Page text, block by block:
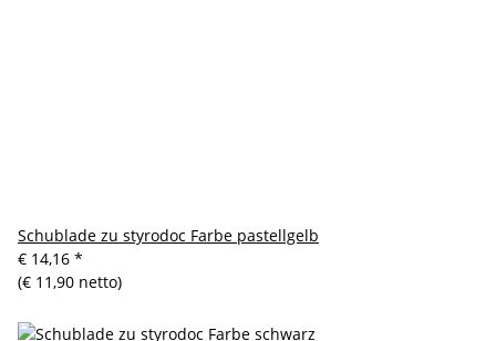
Schublade zu styrodoc Farbe pastellgelb
€ 14,16 *
(€ 11,90 netto)